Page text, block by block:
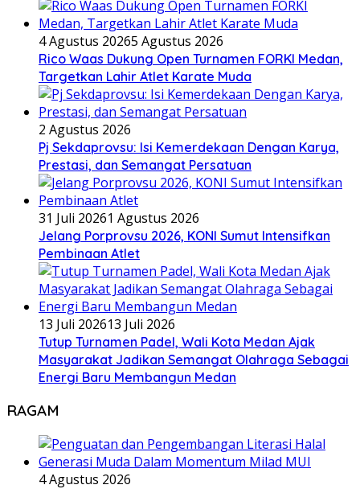
4 Agustus 20265 Agustus 2026
Rico Waas Dukung Open Turnamen FORKI Medan,
Targetkan Lahir Atlet Karate Muda
2 Agustus 2026
Pj Sekdaprovsu: Isi Kemerdekaan Dengan Karya,
Prestasi, dan Semangat Persatuan
31 Juli 20261 Agustus 2026
Jelang Porprovsu 2026, KONI Sumut Intensifkan
Pembinaan Atlet
13 Juli 202613 Juli 2026
Tutup Turnamen Padel, Wali Kota Medan Ajak
Masyarakat Jadikan Semangat Olahraga Sebagai
Energi Baru Membangun Medan
RAGAM
4 Agustus 2026